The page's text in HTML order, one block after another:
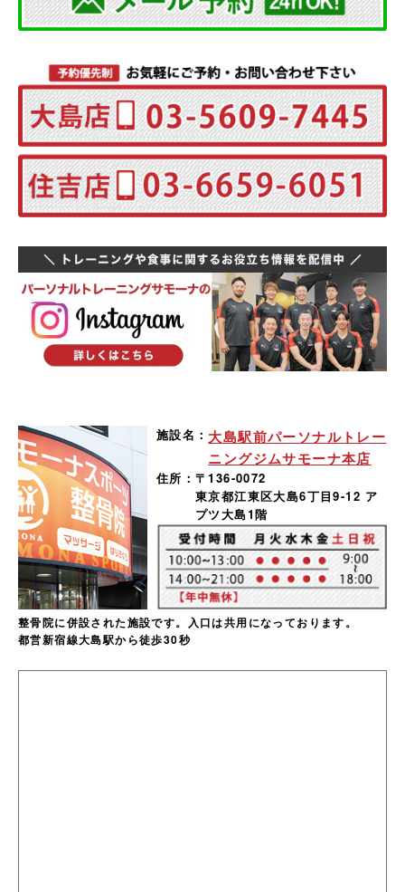
施設名： 大島駅前パーソナルトレー
ニングジムサモーナ本店
住所： 〒136-0072
東京都江東区大島6丁目9-12 ア
プツ大島1階
整骨院に併設された施設です。入口は共用になっております。
都営新宿線大島駅から徒歩30秒